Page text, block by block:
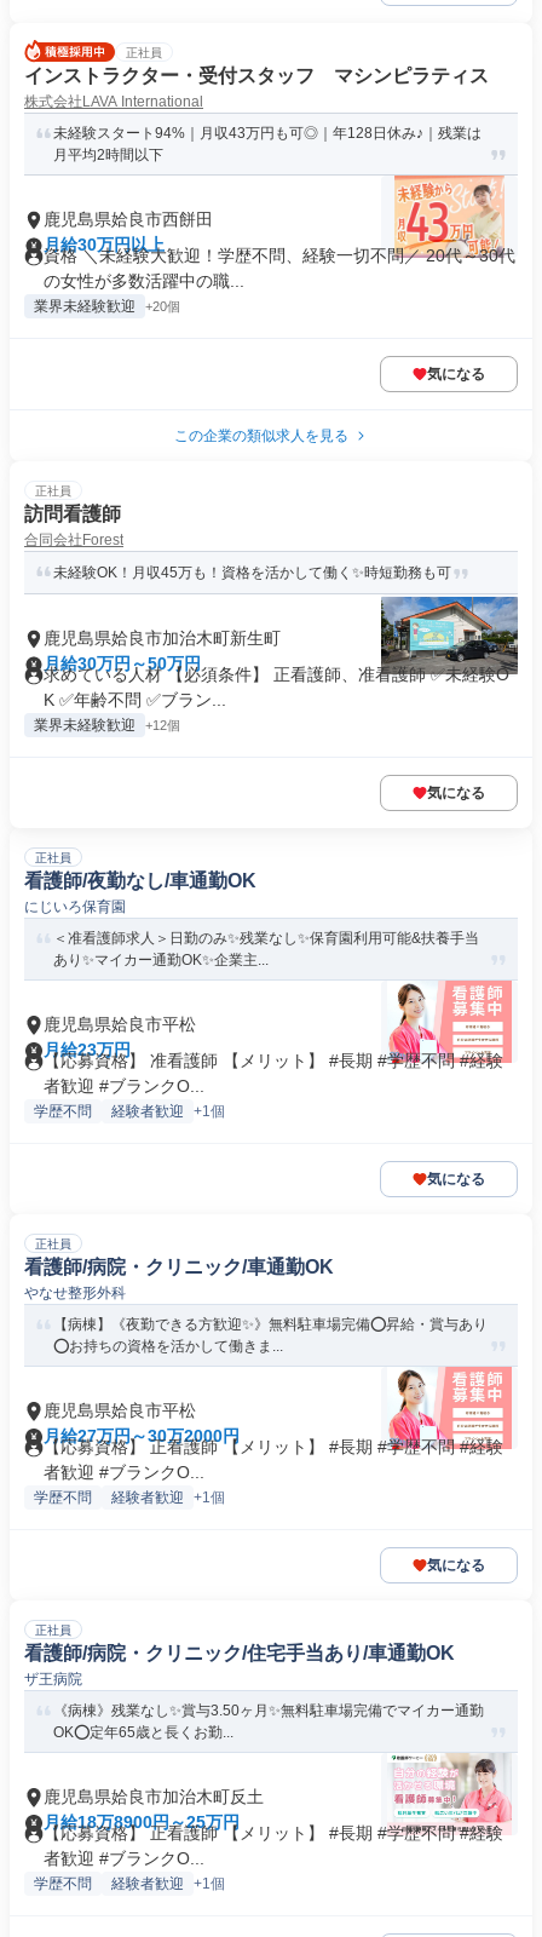
正社員
インストラクター・受付スタッフ マシンピラティス
株式会社LAVA International
未経験スタート94%｜月収43万円も可◎｜年128日休み♪｜残業は
月平均2時間以下
鹿児島県姶良市西餅田
月給30万円以上
資格 ＼未経験大歓迎！学歴不問、経験一切不問／ 20代～30代
の女性が多数活躍中の職...
業界未経験歓迎 +20個
気になる
この企業の類似求人を見る
正社員
訪問看護師
合同会社Forest
未経験OK！月収45万も！資格を活かして働く✨時短勤務も可
鹿児島県姶良市加治木町新生町
月給30万円～50万円
求めている人材 【必須条件】 正看護師、准看護師 ✅未経験O
K ✅年齢不問 ✅ブラン...
業界未経験歓迎 +12個
気になる
正社員
看護師/夜勤なし/車通勤OK
にじいろ保育園
＜准看護師求人＞日勤のみ✨残業なし✨保育園利用可能&扶養手当
あり✨マイカー通勤OK✨企業主...
鹿児島県姶良市平松
月給23万円
【応募資格】 准看護師 【メリット】 #長期 #学歴不問 #経験
者歓迎 #ブランクO...
学歴不問 経験者歓迎 +1個
気になる
正社員
看護師/病院・クリニック/車通勤OK
やなせ整形外科
【病棟】《夜勤できる方歓迎✨》無料駐車場完備⭕昇給・賞与あり
⭕お持ちの資格を活かして働きま...
鹿児島県姶良市平松
月給27万円～30万2000円
【応募資格】 正看護師 【メリット】 #長期 #学歴不問 #経験
者歓迎 #ブランクO...
学歴不問 経験者歓迎 +1個
気になる
正社員
看護師/病院・クリニック/住宅手当あり/車通勤OK
ザ王病院
《病棟》残業なし✨賞与3.50ヶ月✨無料駐車場完備でマイカー通勤
OK⭕定年65歳と長くお勤...
鹿児島県姶良市加治木町反土
月給18万8900円～25万円
【応募資格】 正看護師 【メリット】 #長期 #学歴不問 #経験
者歓迎 #ブランクO...
学歴不問 経験者歓迎 +1個